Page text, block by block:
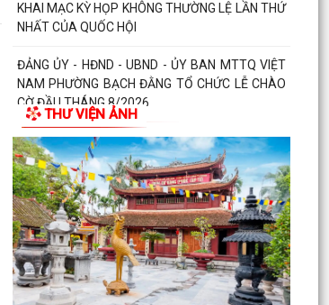
KHAI MẠC KỲ HỌP KHÔNG THƯỜNG LỆ LẦN THỨ
NHẤT CỦA QUỐC HỘI
ĐẢNG ỦY - HĐND - UBND - ỦY BAN MTTQ VIỆT
NAM PHƯỜNG BẠCH ĐẰNG TỔ CHỨC LỄ CHÀO
CỜ ĐẦU THÁNG 8/2026
CÁC CHI BỘ TRỰC THUỘC ĐẢNG BỘ PHƯỜNG
BẠCH ĐẰNG TỔ CHỨC SINH HOẠT CHI BỘ
THƯỜNG KỲ THÁNG 8/2026
NGHỊ QUYẾT ĐẶT TÊN ĐƯỜNG, PHỐ VÀ CÔNG
TRÌNH CÔNG CỘNG TRÊN ĐỊA BÀN THÀNH PHỐ
HẢI PHÒNG
THÔNG BÁO Về việc đăng ký đội tuyển tham gia
THƯ VIỆN ẢNH